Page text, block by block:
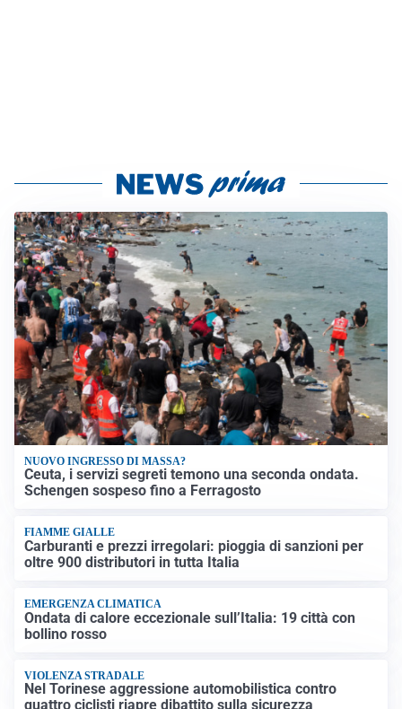
NUOVO INGRESSO DI MASSA?
Ceuta, i servizi segreti temono una seconda ondata.
Schengen sospeso fino a Ferragosto
FIAMME GIALLE
Carburanti e prezzi irregolari: pioggia di sanzioni per
oltre 900 distributori in tutta Italia
EMERGENZA CLIMATICA
Ondata di calore eccezionale sull’Italia: 19 città con
bollino rosso
VIOLENZA STRADALE
Nel Torinese aggressione automobilistica contro
quattro ciclisti riapre dibattito sulla sicurezza